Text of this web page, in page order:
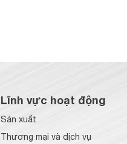
Lĩnh vực hoạt động
Sản xuất
Thương mại và dịch vụ